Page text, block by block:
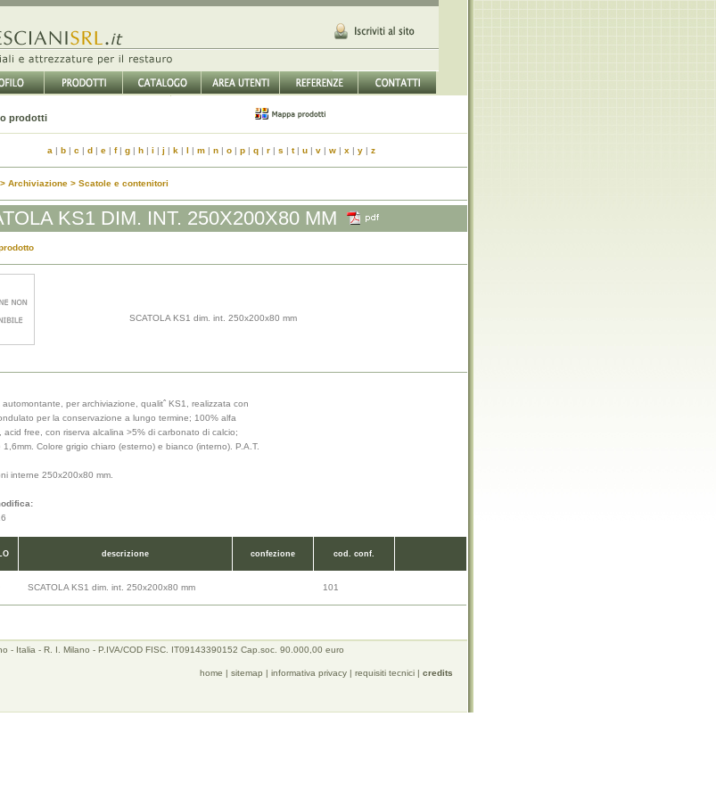
prodotti
a | b| c | d| e| f| g| h| i | j | k| l | m| n| o| p| q| r| s | t| u| v| w| x | y| z
Archiviazione > Scatole e contenitori
KS1 DIM. INT. 250X200X80 MM
SCATOLA KS1 dim. int. 250x200x80 mm
automontante, per archiviazione, qualitˆ KS1, realizzata con
per la conservazione a lungo termine; 100% alfa
acid free, con riserva alcalina >5% di carbonato di calcio;
1,6mm. Colore grigio chiaro (esterno) e bianco (interno). P.A.T.
interne 250x200x80 mm.
descrizione confezione cod. conf.
SCATOLA KS1 dim. int. 250x200x80 mm 101
- Italia - R. I. Milano - P.IVA/COD FISC. IT09143390152 Cap.soc. 90.000,00 euro
home | sitemap | informativa privacy | requisiti tecnici | credits